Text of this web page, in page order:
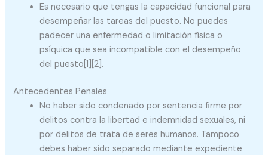
Es necesario que tengas la capacidad funcional para
desempeñar las tareas del puesto. No puedes
padecer una enfermedad o limitación física o
psíquica que sea incompatible con el desempeño
del puesto[1][2].
Antecedentes Penales
No haber sido condenado por sentencia firme por
delitos contra la libertad e indemnidad sexuales, ni
por delitos de trata de seres humanos. Tampoco
debes haber sido separado mediante expediente